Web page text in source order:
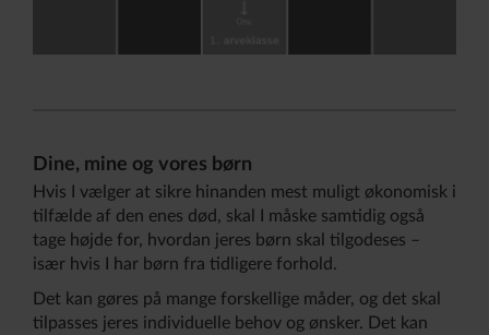
Dine, mine og vores børn
Hvis I vælger at sikre hinanden mest muligt økonomisk i
tilfælde af den enes død, skal I måske samtidig også
tage højde for, hvordan jeres børn skal tilgodeses –
især hvis I har børn fra tidligere forhold.
Det kan gøres på mange forskellige måder, og det skal
tilpasses jeres individuelle behov og ønsker. Det kan